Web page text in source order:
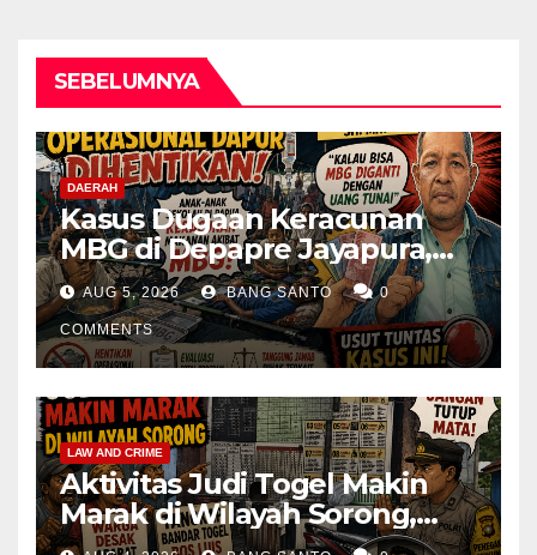
SEBELUMNYA
DAERAH
Kasus Dugaan Keracunan
MBG di Depapre Jayapura,
Aktivis Papua Minta
Operasional Dapur
Dihentikan & Evaluasi
Menyeluruh
AUG 5, 2026 BANG SANTO 0
COMMENTS
LAW AND CRIME
Aktivitas Judi Togel Makin
Marak di Wilayah Sorong,
Warga Desak Aparat Segera